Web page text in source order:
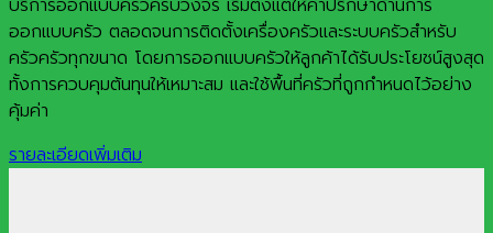
บริการออกแบบครัวครบวงจร เริ่มตั้งแต่ให้คำปรึกษาด้านการ
ออกแบบครัว ตลอดจนการติดตั้งเครื่องครัวและระบบครัวสำหรับ
ครัวครัวทุกขนาด โดยการออกแบบครัวให้ลูกค้าได้รับประโยชน์สูงสุด
ทั้งการควบคุมต้นทุนให้เหมาะสม และใช้พื้นที่ครัวที่ถูกกำหนดไว้อย่าง
คุ้มค่า
รายละเอียดเพิ่มเติม